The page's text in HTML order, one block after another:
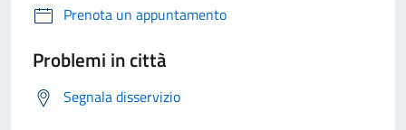
Prenota un appuntamento
Problemi in città
Segnala disservizio